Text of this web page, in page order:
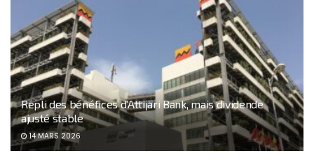
Repli des bénéfices d’Attijari Bank, mais dividende
ajusté stable
14 MARS 2026